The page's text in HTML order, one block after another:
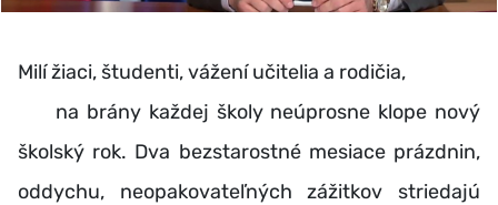
Milí žiaci, študenti, vážení učitelia a rodičia,
na brány každej školy neúprosne klope nový
školský rok. Dva bezstarostné mesiace prázdnin,
oddychu, neopakovateľných zážitkov striedajú